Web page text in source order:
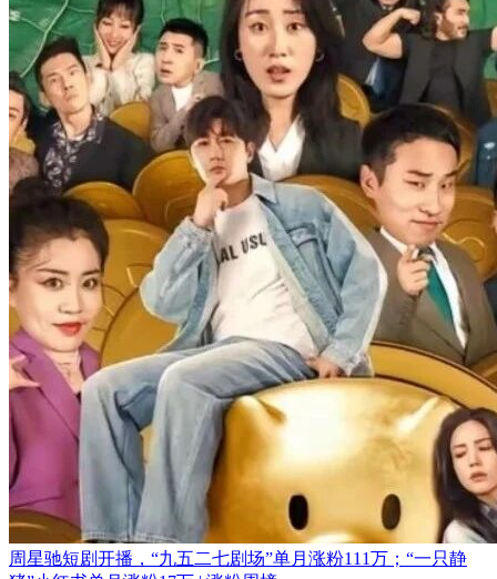
周星驰短剧开播，“九五二七剧场”单月涨粉111万；“一只静